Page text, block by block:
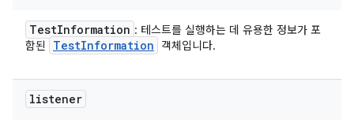
TestInformation : 테스트를 실행하는 데 유용한 정보가 포
함된
TestInformation 객체입니다.
listener